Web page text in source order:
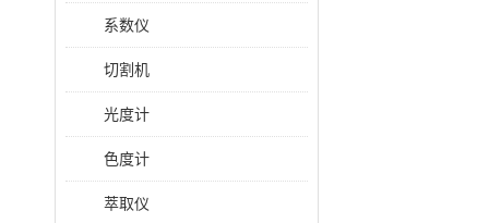
系数仪
切割机
光度计
色度计
萃取仪